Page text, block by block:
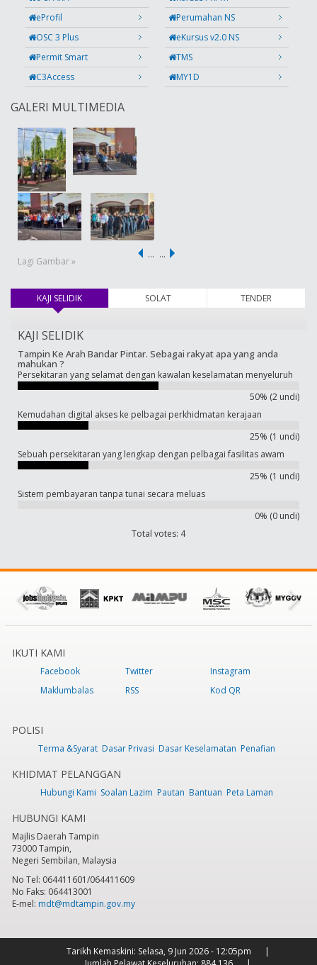
eProfil
Perumahan NS
OSC 3 Plus
eKursus v2.0 NS
Permit Smart
TMS
C3Access
MY1D
GALERI MULTIMEDIA
Lagi Gambar »
… …
KAJI SELIDIK(tab aktif) SOLAT TENDER
KAJI SELIDIK
Tampin Ke Arah Bandar Pintar. Sebagai rakyat apa yang anda
mahukan ?
Persekitaran yang selamat dengan kawalan keselamatan menyeluruh
50% (2 undi)
Kemudahan digital akses ke pelbagai perkhidmatan kerajaan
25% (1 undi)
Sebuah persekitaran yang lengkap dengan pelbagai fasilitas awam
25% (1 undi)
Sistem pembayaran tanpa tunai secara meluas
0% (0 undi)
Total votes: 4
IKUTI KAMI
Facebook Twitter
Instagram
Maklumbalas
RSS Kod QR
POLISI
Terma &Syarat Dasar Privasi Dasar Keselamatan Penafian
KHIDMAT PELANGGAN
Hubungi Kami Soalan Lazim Pautan Bantuan Peta Laman
HUBUNGI KAMI
Majlis Daerah Tampin
73000 Tampin,
Negeri Sembilan, Malaysia
No Tel: 064411601/064411609
No Faks: 064413001
E-mel: mdt@mdtampin.gov.my
Tarikh Kemaskini: Selasa, 9 Jun 2026 - 12:05pm